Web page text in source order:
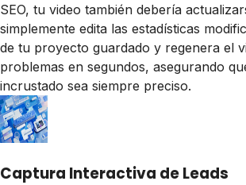
SEO, tu video también debería
simplemente edita las estadísticas
de tu proyecto guardado y regenera el
problemas en segundos, asegurando
incrustado sea siempre preciso.
Captura Interactiva de Leads